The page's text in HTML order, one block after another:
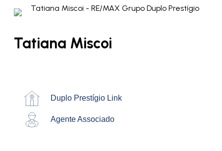
Tatiana Miscoi
Duplo Prestígio Link
Agente Associado